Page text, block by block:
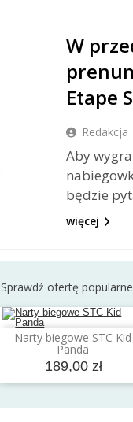
W
Etape
Redakcja
Aby
będzie
więcej
Sprawdź ofertę
Narty biegowe STC Kid
Panda
189,00 zł
Dodaj do koszyka